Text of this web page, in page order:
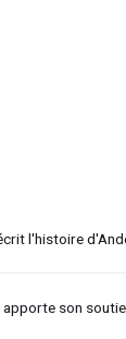
l'histoire
son